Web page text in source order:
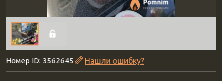
Номер ID: 3562645 Нашли ошибку?